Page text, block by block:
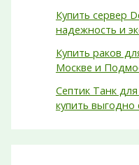
Купить сервер
надежность и
Купить раков
Москве и
Септик Танк
купить выгодно